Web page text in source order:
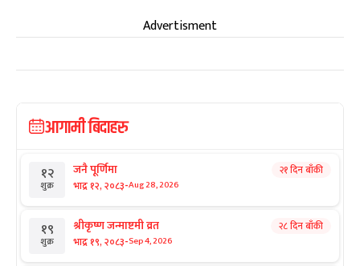
Advertisment
आगामी बिदाहरु
१२
शुक्र
जनै पूर्णिमा
भाद्र १२, २०८३-Aug 28, 2026
२१ दिन बाँकी
१९
शुक्र
श्रीकृष्ण जन्माष्टमी व्रत
भाद्र १९, २०८३-Sep 4, 2026
२८ दिन बाँकी